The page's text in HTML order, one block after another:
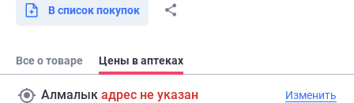
В список покупок
Все о товаре Цены в аптеках
Алмалык адрес не указан Изменить